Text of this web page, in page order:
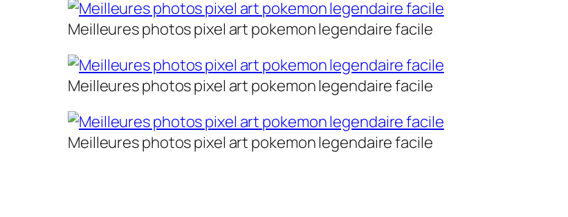
Meilleures photos pixel art pokemon legendaire facile
Meilleures photos pixel art pokemon legendaire facile
Meilleures photos pixel art pokemon legendaire facile